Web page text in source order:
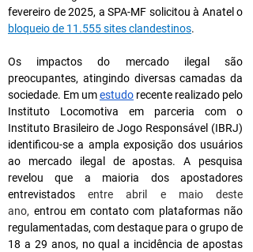
bloqueio de 11.555 sites clandestinos.
Os impactos do mercado ilegal são
preocupantes, atingindo diversas camadas da
sociedade. Em um estudo recente realizado pelo
Instituto Locomotiva em parceria com o
Instituto Brasileiro de Jogo Responsável (IBRJ)
identificou-se a ampla exposição dos usuários
ao mercado ilegal de apostas. A pesquisa
revelou que a maioria dos apostadores
entrevistados entre abril e maio deste
ano, entrou em contato com plataformas não
regulamentadas, com destaque para o grupo de
18 a 29 anos, no qual a incidência de apostas